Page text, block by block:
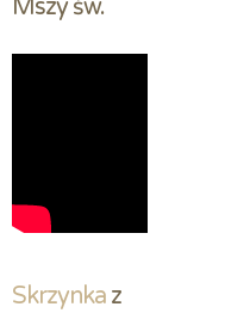
Mszy św.
Skrzynka z